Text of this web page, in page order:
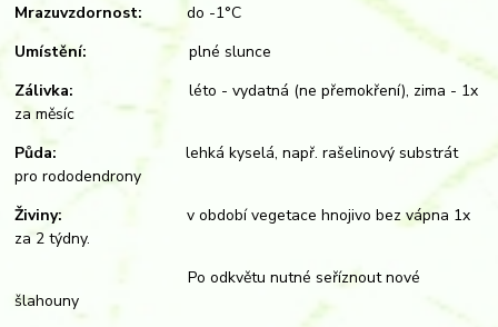
Mrazuvzdornost: do -1°C
Umístění:plné slunce
Zálivka:léto - vydatná (ne přemokření), zima - 1x
za měsíc
Půda:lehká kyselá, např. rašelinový substrát
pro rododendrony
Živiny:v období vegetace hnojivo bez vápna 1x
za 2 týdny.
Po odkvětu nutné seříznout nové
šlahouny